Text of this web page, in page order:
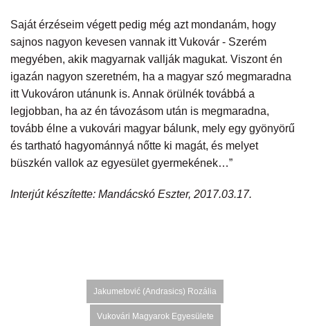
Saját érzéseim végett pedig még azt mondanám, hogy
sajnos nagyon kevesen vannak itt Vukovár - Szerém
megyében, akik magyarnak vallják magukat. Viszont én
igazán nagyon szeretném, ha a magyar szó megmaradna
itt Vukováron utánunk is. Annak örülnék továbbá a
legjobban, ha az én távozásom után is megmaradna,
tovább élne a vukovári magyar bálunk, mely egy gyönyörű
és tartható hagyománnyá nőtte ki magát, és melyet
büszkén vallok az egyesület gyermekének…”
Interjút készítette: Mandácskó Eszter, 2017.03.17.
Jakumetović (Andrasics) Rozália
Vukovári Magyarok Egyesülete